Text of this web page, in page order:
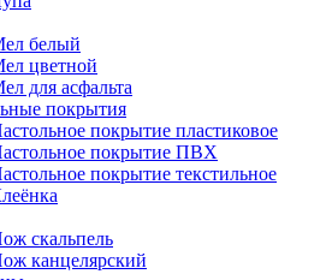
белый
цветной
для асфальта
покрытия
покрытие пластиковое
покрытие ПВХ
покрытие текстильное
скальпель
канцелярский